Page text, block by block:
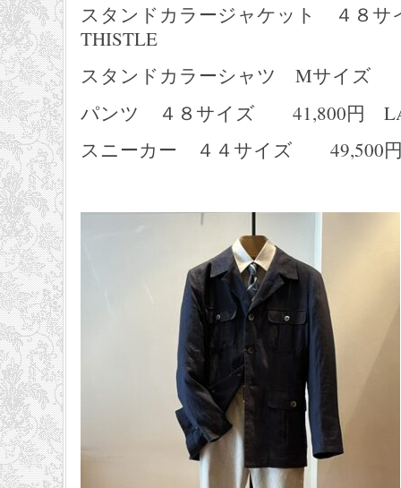
スタンドカラージャケット ４
THISTLE
スタンドカラーシャツ Mサイ
パンツ ４８サイズ 41,800円
スニーカー ４４サイズ 49,500